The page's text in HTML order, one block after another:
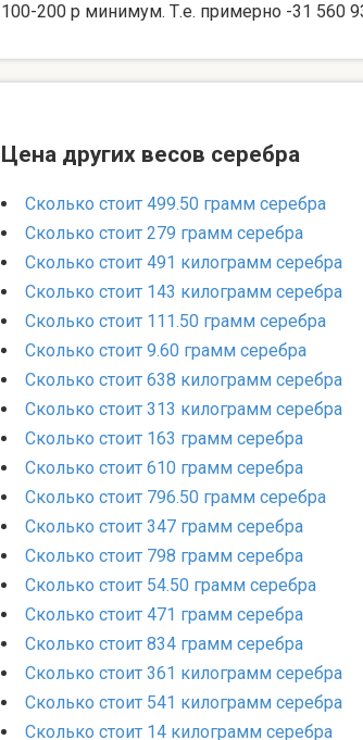
100-200 р минимум. Т.е. примерно -31 560
Цена других весов серебра
Сколько стоит 499.50 грамм серебра
Сколько стоит 279 грамм серебра
Сколько стоит 491 килограмм серебра
Сколько стоит 143 килограмм серебра
Сколько стоит 111.50 грамм серебра
Сколько стоит 9.60 грамм серебра
Сколько стоит 638 килограмм серебра
Сколько стоит 313 килограмм серебра
Сколько стоит 163 грамм серебра
Сколько стоит 610 грамм серебра
Сколько стоит 796.50 грамм серебра
Сколько стоит 347 грамм серебра
Сколько стоит 798 грамм серебра
Сколько стоит 54.50 грамм серебра
Сколько стоит 471 грамм серебра
Сколько стоит 834 грамм серебра
Сколько стоит 361 килограмм серебра
Сколько стоит 541 килограмм серебра
Сколько стоит 14 килограмм серебра